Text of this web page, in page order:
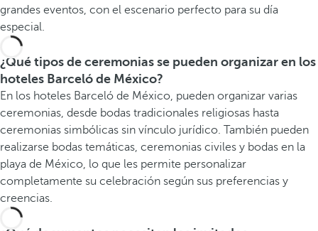
grandes eventos, con el escenario perfecto para su día
especial.
¿Qué tipos de ceremonias se pueden organizar en los
hoteles Barceló de México?
En los hoteles Barceló de México, pueden organizar varias
ceremonias, desde bodas tradicionales religiosas hasta
ceremonias simbólicas sin vínculo jurídico. También pueden
realizarse bodas temáticas, ceremonias civiles y bodas en la
playa de México, lo que les permite personalizar
completamente su celebración según sus preferencias y
creencias.